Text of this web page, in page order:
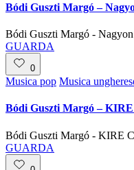
Bódi Guszti Margó –
Bódi Guszti Margó -
GUARDA
0
Posted
Musica pop Musica
Bódi Guszti Margó –
Bódi Guszti Margó - KIRE
GUARDA